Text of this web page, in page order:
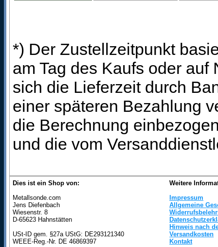
*) Der Zustellzeitpunkt
am Tag des Kaufs oder
sich die Lieferzeit durch
einer späteren Bezahlung
die Berechnung
und die vom
Dies ist ein Shop von:
Metallsonde.com
Jens Diefenbach
Wiesenstr. 8
D-65623 Hahnstätten
USt-ID gem. §27a UStG: DE293121340
WEEE-Reg.-Nr. DE 46869397
Weitere
Impressum
Allgemeine
Hinweis nach
Versandkosten
Kontakt